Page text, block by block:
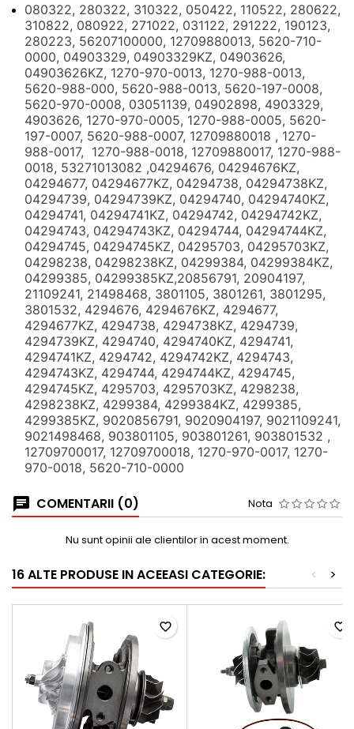
080322, 280322, 310322, 050422, 110522, 280622,
310822, 080922, 271022, 031122, 291222, 190123,
280223, 56207100000, 12709880013, 5620-710-
0000, 04903329, 04903329KZ, 04903626,
04903626KZ, 1270-970-0013, 1270-988-0013,
5620-988-000, 5620-988-0013, 5620-197-0008,
5620-970-0008, 03051139, 04902898, 4903329,
4903626, 1270-970-0005, 1270-988-0005, 5620-
197-0007, 5620-988-0007, 12709880018 , 1270-
988-0017, 1270-988-0018, 12709880017, 1270-988-
0018, 53271013082 ,04294676, 04294676KZ,
04294677, 04294677KZ, 04294738, 04294738KZ,
04294739, 04294739KZ, 04294740, 04294740KZ,
04294741, 04294741KZ, 04294742, 04294742KZ,
04294743, 04294743KZ, 04294744, 04294744KZ,
04294745, 04294745KZ, 04295703, 04295703KZ,
04298238, 04298238KZ, 04299384, 04299384KZ,
04299385, 04299385KZ,20856791, 20904197,
21109241, 21498468, 3801105, 3801261, 3801295,
3801532, 4294676, 4294676KZ, 4294677,
4294677KZ, 4294738, 4294738KZ, 4294739,
4294739KZ, 4294740, 4294740KZ, 4294741,
4294741KZ, 4294742, 4294742KZ, 4294743,
4294743KZ, 4294744, 4294744KZ, 4294745,
4294745KZ, 4295703, 4295703KZ, 4298238,
4298238KZ, 4299384, 4299384KZ, 4299385,
4299385KZ, 9020856791, 9020904197, 9021109241,
9021498468, 903801105, 903801261, 903801532 ,
12709700017, 12709700018, 1270-970-0017, 1270-
970-0018, 5620-710-0000
COMENTARII (0) Nota
Nu sunt opinii ale clientilor in acest moment.
16 ALTE PRODUSE IN ACEEASI CATEGORIE: >
<
favorite_border favorite_border